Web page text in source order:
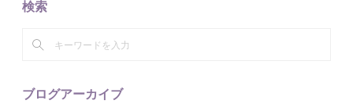
検索
ブログアーカイブ